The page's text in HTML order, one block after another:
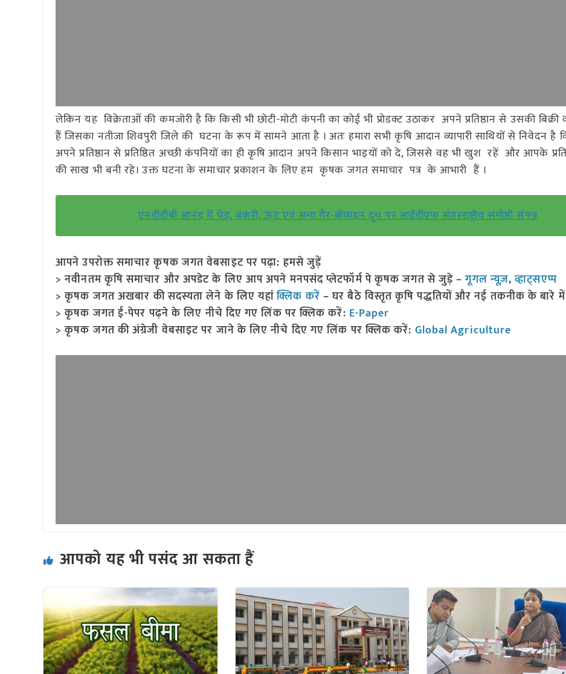
लेकिन यह विक्रेताओं की कमजोरी है कि किसी भी छोटी-मोटी कंपनी का कोई भी प्रोडक्ट उठाकर अपने प्रतिष्ठान से उसकी
हैं जिसका नतीजा शिवपुरी जिले की घटना के रूप में सामने आता है । अतः हमारा सभी कृषि आदान व्यापारी साथियों से निवेदन है
अपने प्रतिष्ठान से प्रतिष्ठित अच्छी कंपनियों का ही कृषि आदान अपने किसान भाइयों को दे, जिससे वह भी खुश रहें और आपके
की साख भी बनी रहे। उक्त घटना के समाचार प्रकाशन के लिए हम कृषक जगत समाचार पत्र के आभारी हैं ।
एनडीडीबी आनंद में भेड़, बकरी, ऊंट एवं अन्य गैर-बोवाइन दूध पर आईडीएफ अंतरराष्ट्रीय संगोष्ठी संपन्न
आपने उपरोक्त समाचार कृषक जगत वेबसाइट पर पढ़ा: हमसे जुड़ें
> नवीनतम कृषि समाचार और अपडेट के लिए आप अपने मनपसंद प्लेटफॉर्म पे कृषक जगत से जुड़े –गूगल न्यूज़,व्हाट्सएप्प
> कृषक जगत अखबार की सदस्यता लेने के लिए यहांक्लिक करें – घर बैठे विस्तृत कृषि पद्धतियों और नई तकनीक के बारे
> कृषक जगत ई-पेपर पढ़ने के लिए नीचे दिए गए लिंक पर क्लिक करें: E-Paper
> कृषक जगत की अंग्रेजी वेबसाइट पर जाने के लिए नीचे दिए गए लिंक पर क्लिक करें: Global Agriculture
आपको यह भी पसंद आ सकता हैं